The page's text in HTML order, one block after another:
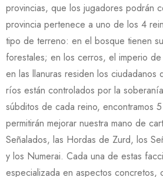
provincias, que los jugadores podrán
provincia pertenece a uno de los 4
tipo de terreno: en el bosque tienen
forestales; en los cerros, el imperio
en las llanuras residen los ciudadanos
ríos están controlados por la
súbditos de cada reino, encontramos
permitirán mejorar nuestra mano de
Señalados, las Hordas de Zurd, los
y los Numerai. Cada una de estas
especializada en aspectos concretos,